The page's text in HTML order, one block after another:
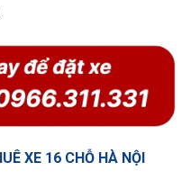
XE 16 CHỖ HÀ NỘI